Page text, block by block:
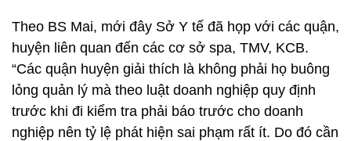
Theo BS Mai, mới đây Sở Y tế đã họp với các quận,
huyện liên quan đến các cơ sở spa, TMV, KCB.
“Các quận huyện giải thích là không phải họ buông
lỏng quản lý mà theo luật doanh nghiệp quy định
trước khi đi kiểm tra phải báo trước cho doanh
nghiệp nên tỷ lệ phát hiện sai phạm rất ít. Do đó cần